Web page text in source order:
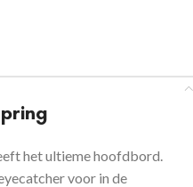
het ultieme hoofdbord.
voor in de